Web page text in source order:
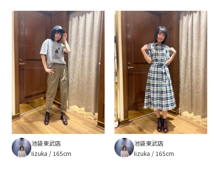
池袋東武店
Iizuka
165cm
池袋東武店
Iizuka
165cm